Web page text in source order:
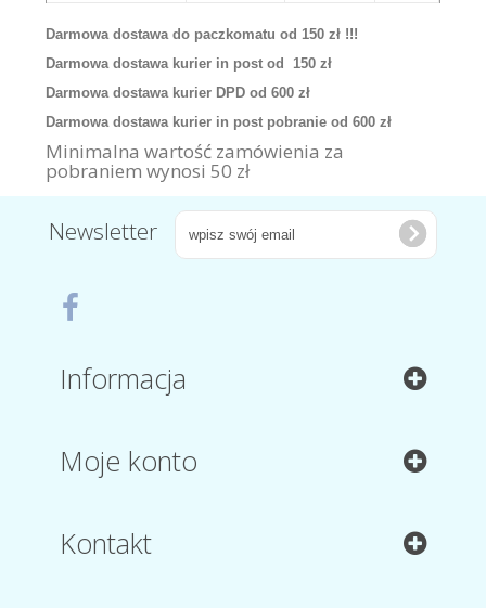
Darmowa dostawa do paczkomatu od 150 zł !!!
Darmowa dostawa kurier in post od 150 zł
Darmowa dostawa kurier DPD od 600 zł
Darmowa dostawa kurier in post pobranie od 600 zł
Minimalna wartość zamówienia za
pobraniem wynosi 50 zł
Newsletter
Informacja
Moje konto
Kontakt